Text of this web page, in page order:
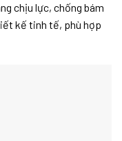
chịu lực, chống bám
kế tinh tế, phù hợp